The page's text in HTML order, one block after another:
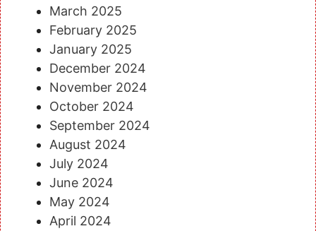
March 2025
February 2025
January 2025
December 2024
November 2024
October 2024
September 2024
August 2024
July 2024
June 2024
May 2024
April 2024